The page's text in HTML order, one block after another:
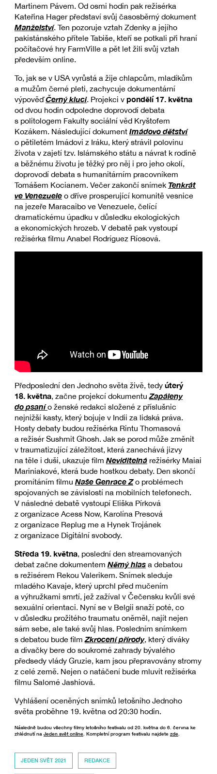
Martinem Pávem. Od osmi hodin pak režisérka
Kateřina Hager představí svůj časosběrný dokument
Manželství. Ten pozoruje vztah Zdenky a jejího
pakistánského přítele Tabiše, kteří se potkali při hraní
počítačové hry FarmVille a pět let žili svůj vztah
především online.
To, jak se v USA vyrůstá a žije chlapcům, mladíkům
a mužům černé pleti, zachycuje dokumentární
výpověďČerný kluci. Projekci v pondělí 17. května
od dvou hodin odpoledne doprovodí debata
s politologem Fakulty sociální věd Kryštofem
Kozákem. Následující dokument Imádovo dětství
o pětiletém Imádovi z Iráku, který strávil polovinu
života v zajetí tzv. Islámského státu a návrat k rodině
a běžnému životu je těžký pro něj i pro jeho okolí,
doprovodí debata s humanitárním pracovníkem
Tomášem Kocianem. Večer zakončí snímek Tenkrát
ve Venezuele o dříve prosperující komunitě vesnice
na jezeře Maracaibo ve Venezuele, čelící
dramatickému úpadku v důsledku ekologických
a ekonomických hrozeb. V debatě pak vystoupí
režisérka filmu Anabel Rodríguez Ríosová.
Předposlední den Jednoho světa živě, tedy úterý
18. května, začne projekcí dokumentuZapáleny
do psaní o ženské redakci složené z příslušnic
nejnižší kasty, který bojuje v Indii za lidská práva.
Hosty debaty budou režisérka Rintu Thomasová
a režisér Sushmit Ghosh. Jak se porod může změnit
v traumatizující záležitost, která zanechává jizvy
na těle i duši, ukazuje film Neviditelná režisérky Maiai
Mariniakové, která bude hostkou debaty. Den skončí
promítáním filmu Naše Genrace Zo problémech
spojovaných se závislostí na mobilních telefonech.
V následné debatě vystoupí Eliška Pírková
z organizace Acess Now, Karolína Presová
z organizace Replug me a Hynek Trojánek
z organizace Digitální svobody.
Středa 19. května, poslední den streamovaných
debat začne dokumentem Němý hlas a debatou
s režisérem Rekou Valerikem. Snímek sleduje
mladého Kavaje, který uprchl před mučením
a výhružkami smrtí, jež zažíval v Čečensku kvůli své
sexuální orientaci. Nyní se v Belgii snaží poté, co
v důsledku prožitého traumatu oněměl, najít nejen
sám sebe, ale také svůj hlas. Posledním snímkem
s debatou bude filmZkrocení přírody, který diváky
a divačky bere do soukromé zahrady bývalého
předsedy vlády Gruzie, kam jsou přepravovány stromy
z celé země. Nejen o natáčení bude mluvit režisérka
filmu Salomé Jashiová.
Vyhlášení oceněných snímků letošního Jednoho
světa proběhne 19. května od 20:30 hodin.
Následně budou všechny filmy letošního festivalu od 20. května do 6. června ke
zhlédnutí na Jeden svět online. Kompletní program festivalu najdete zde.
JEDEN SVĚT 2021 REDAKCE